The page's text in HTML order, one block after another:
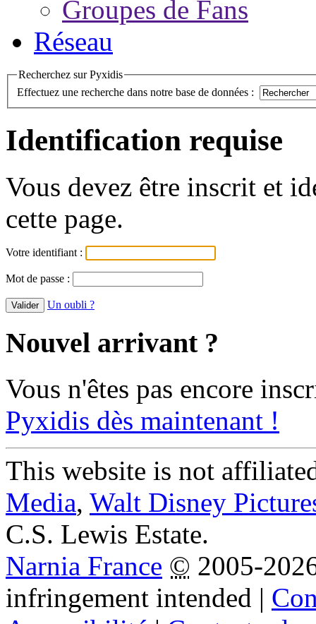
Groupes de Fans
Réseau
Recherchez sur Pyxidis
Effectuez une recherche dans notre base de données :
Identification requise
Vous devez être inscrit et
cette page.
Votre identifiant :
Mot de passe :
Un oubli ?
Nouvel arrivant ?
Vous n'êtes pas encore
Pyxidis dès maintenant !
This website is not
Media, Walt Disney
C.S. Lewis Estate.
Narnia France © 2005-
infringement intended |